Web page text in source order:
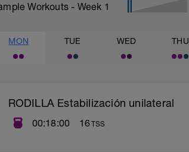
Workouts - Week 1
MON TUE WED THU
RODILLA Estabilización unilateral
00:18:00 16TSS